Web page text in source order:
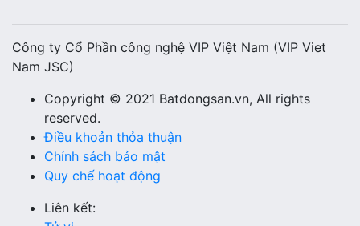
Công ty Cổ Phần công nghệ VIP Việt Nam (VIP Viet
Nam JSC)
Copyright © 2021 Batdongsan.vn, All rights
reserved.
Điều khoản thỏa thuận
Chính sách bảo mật
Quy chế hoạt động
Liên kết: